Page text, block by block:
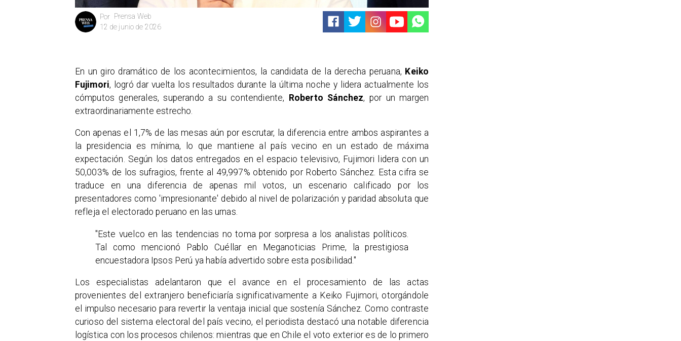
Prensa Web
Por
12 de junio de 2026
En un giro dramático de los acontecimientos, la candidata de la derecha peruana, Keiko
Fujimori, logró dar vuelta los resultados durante la última noche y lidera actualmente los
cómputos generales, superando a su contendiente, Roberto Sánchez, por un margen
extraordinariamente estrecho.
Con apenas el 1,7% de las mesas aún por escrutar, la diferencia entre ambos aspirantes a
la presidencia es mínima, lo que mantiene al país vecino en un estado de máxima
expectación. Según los datos entregados en el espacio televisivo, Fujimori lidera con un
50,003% de los sufragios, frente al 49,997% obtenido por Roberto Sánchez. Esta cifra se
traduce en una diferencia de apenas mil votos, un escenario calificado por los
presentadores como 'impresionante' debido al nivel de polarización y paridad absoluta que
refleja el electorado peruano en las urnas.
"Este vuelco en las tendencias no toma por sorpresa a los analistas políticos.
Tal como mencionó Pablo Cuéllar en Meganoticias Prime, la prestigiosa
encuestadora Ipsos Perú ya había advertido sobre esta posibilidad."
Los especialistas adelantaron que el avance en el procesamiento de las actas
provenientes del extranjero beneficiaría significativamente a Keiko Fujimori, otorgándole
el impulso necesario para revertir la ventaja inicial que sostenía Sánchez. Como contraste
curioso del sistema electoral del país vecino, el periodista destacó una notable diferencia
logística con los procesos chilenos: mientras que en Chile el voto exterior es de lo primero